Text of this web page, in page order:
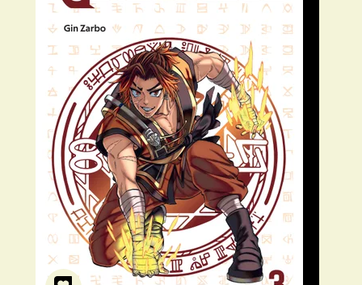
Vinnare
FAQ
För bibliotek